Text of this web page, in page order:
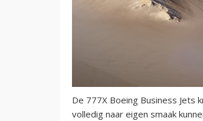
De 777X Boeing Business Jets
volledig naar eigen smaak